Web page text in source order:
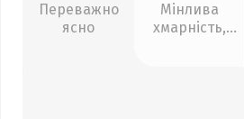
Переважно
ясно
Мінлива
хмарність,